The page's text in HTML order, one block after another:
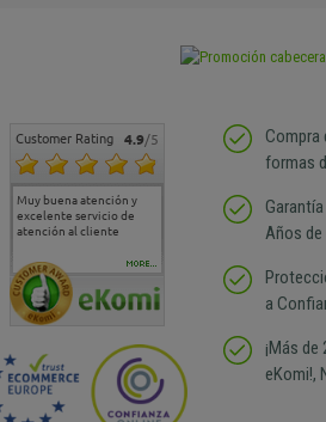
Customer Rating 4.9/5
Muy buena atención y
excelente servicio de
atención al cliente
Muy buena atención de
cara al asesoramiento
comercial y el envío ha
Si
MORE...
Compra
formas
Años de
a
¡Más
eKomi!,